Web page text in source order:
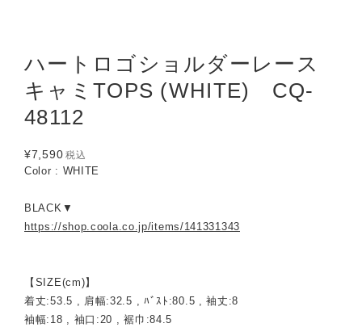
ハートロゴショルダーレース
キャミTOPS (WHITE) CQ-
48112
¥7,590 税込
Color : WHITE
BLACK▼
https://shop.coola.co.jp/items/141331343
【SIZE(cm)】
着丈:53.5 , 肩幅:32.5 , ﾊﾞｽﾄ:80.5 , 袖丈:8
袖幅:18 , 袖口:20 , 裾巾:84.5